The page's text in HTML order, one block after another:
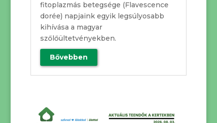
fitoplazmás betegsége (Flavescence
dorée) napjaink egyik legsúlyosabb
kihívása a magyar
szőlőültetvényekben.
Bővebben